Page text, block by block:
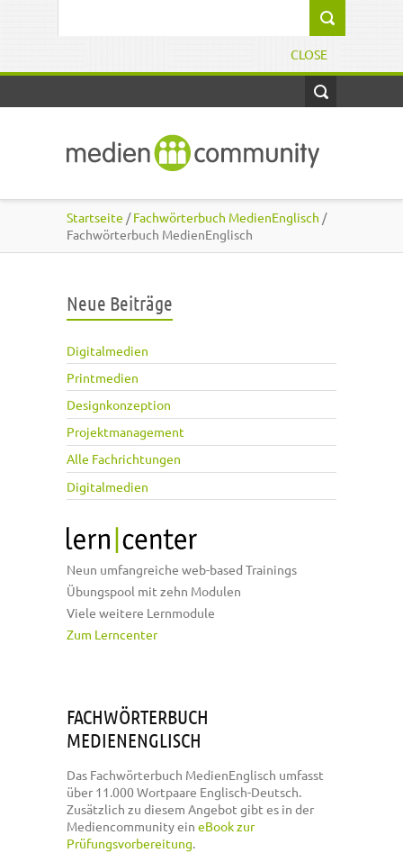
CLOSE
Startseite /Fachwörterbuch MedienEnglisch /
Fachwörterbuch MedienEnglisch
Neue Beiträge
Digitalmedien
Printmedien
Designkonzeption
Projektmanagement
Alle Fachrichtungen
Digitalmedien
Neun umfangreiche web-based Trainings
Übungspool mit zehn Modulen
Viele weitere Lernmodule
Zum Lerncenter
FACHWÖRTERBUCH
MEDIENENGLISCH
Das Fachwörterbuch MedienEnglisch umfasst
über 11.000 Wortpaare Englisch-Deutsch.
Zusätzlich zu diesem Angebot gibt es in der
Mediencommunity ein eBook zur
Prüfungsvorbereitung.